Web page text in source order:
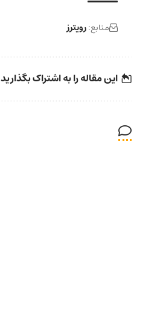
منابع:رویترز
این مقاله را به اشتراک بگذارید